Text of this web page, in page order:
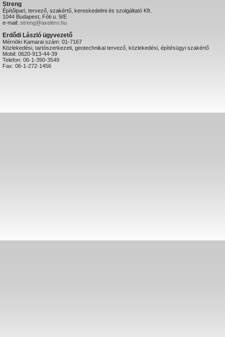
Streng
Építőipari, tervező, szakértő, kereskedelmi és szolgáltató Kft.
1044 Budapest, Fóti u. 9/E
e-mail: streng@axelero.hu
Erdődi László ügyvezető
Mérnöki Kamarai szám: 01-7167
Közlekedési, tartószerkezeti, geotechnikai tervező, közlekedési, építésügyi szakértő
Mobil: 0620-913-44-39
Telefon: 06-1-390-3549
Fax: 06-1-272-1456